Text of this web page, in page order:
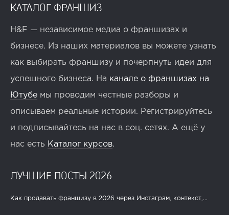
КАТАЛОГ ФРАНШИЗ
H&F — независимое медиа о франшизах и
бизнесе. Из наших материалов вы можете узнать
как выбирать франшизу и почерпнуть идеи для
успешного бизнеса. На канале о франшизах на
Ютубе мы проводим честные разборы и
описываем реальные истории. Регистрируйтесь
и подписывайтесь на нас в соц. сетях. А ещё у
нас есть Каталог курсов.
ЛУЧШИЕ ПОСТЫ 2026
Как продавать франшизу в 2026 через Инстаграм, контекст,...